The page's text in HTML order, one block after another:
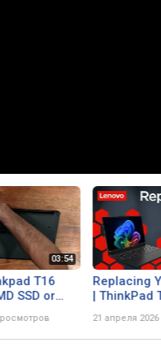
T16
SSD or
Replacing
| ThinkPad
21 апреля 2026